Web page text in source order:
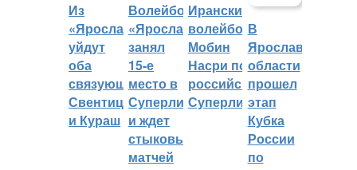
Из
«Ярославича»
уйдут
оба
связующих:
Свентицкис
и Кураш
Волейбольный
«Ярославич»
занял
15-е
место в
Суперлиге
и ждет
стыковых
матчей
Иранский
волейболист
Мобин
Насри покинет
российскую
Суперлигу
В
Ярославской
области
прошел
этап
Кубка
России
по